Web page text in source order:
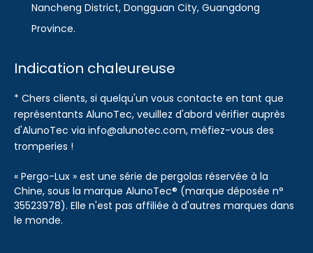
Nancheng District, Dongguan City, Guangdong
Province.
Indication chaleureuse
* Chers clients, si quelqu'un vous contacte en tant que
représentants AlunoTec, veuillez d'abord vérifier auprès
d'AlunoTec via info@alunotec.com, méfiez-vous des
tromperies !
« Pergo-Lux » est une série de pergolas réservée à la
Chine, sous la marque AlunoTec® (marque déposée n°
35523978). Elle n'est pas affiliée à d'autres marques dans
le monde.